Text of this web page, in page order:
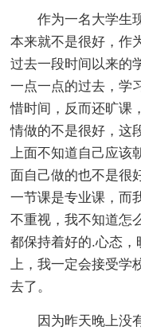
作为一名大学生
本来就不是很好，作
过去一段时间以来的
一点一点的过去，学
惜时间，反而还旷课
情做的不是很好，这
上面不知道自己应
面自己做的也不是很
一节课是专业课，而
不重视，我不知道怎
都保持着好的.心态
上，我一定会接受
去了。
因为昨天晚上没